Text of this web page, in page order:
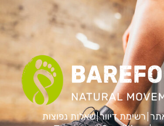
רשימת דיוור שאלות נפוצות